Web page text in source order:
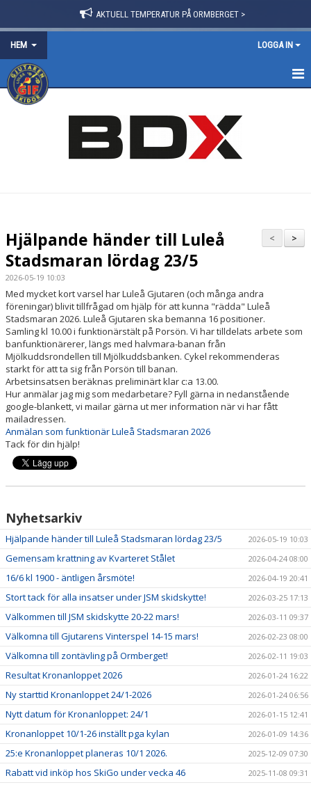
AKTUELL TEMPERATUR PÅ ORMBERGET >
HEM LOGGA IN
HEM
TRÄNINGSPOLICY
VÅRA GRUPPER/LEDARE
STYRELSE & STADGAR
MULTIBANAN
DOKUMENT
KALENDER
>
<
Hjälpande händer till Luleå
Stadsmaran lördag 23/5
2026-05-19 10:03
Med mycket kort varsel har Luleå Gjutaren (och många andra
föreningar) blivit tillfrågad om hjälp för att kunna "rädda" Luleå
Stadsmaran 2026. Luleå Gjutaren ska bemanna 16 positioner.
Samling kl 10.00 i funktionärstält på Porsön. Vi har tilldelats arbete som
banfunktionärerer, längs med halvmara-banan från
Mjölkuddsrondellen till Mjölkuddsbanken. Cykel rekommenderas
starkt för att ta sig från Porsön till banan.
Arbetsinsatsen beräknas preliminärt klar c:a 13.00.
Hur anmälar jag mig som medarbetare? Fyll gärna in nedanstående
google-blankett, vi mailar gärna ut mer information när vi har fått
mailadressen.
Anmälan som funktionär Luleå Stadsmaran 2026
Tack för din hjälp!
Nyhetsarkiv
Hjälpande händer till Luleå Stadsmaran lördag 23/5 2026-05-19 10:03
Gemensam krattning av Kvarteret Stålet 2026-04-24 08:00
16/6 kl 1900 - äntligen årsmöte! 2026-04-19 20:41
Stort tack för alla insatser under JSM skidskytte! 2026-03-25 17:13
Välkommen till JSM skidskytte 20-22 mars! 2026-03-11 09:37
Välkomna till Gjutarens Vinterspel 14-15 mars! 2026-02-23 08:00
Välkomna till zontävling på Ormberget! 2026-02-11 19:03
Resultat Kronanloppet 2026 2026-01-24 16:22
Ny starttid Kronanloppet 24/1-2026 2026-01-24 06:56
Nytt datum för Kronanloppet: 24/1 2026-01-15 12:41
Kronanloppet 10/1-26 inställt pga kylan 2026-01-09 14:36
25:e Kronanloppet planeras 10/1 2026. 2025-12-09 07:30
Rabatt vid inköp hos SkiGo under vecka 46 2025-11-08 09:31